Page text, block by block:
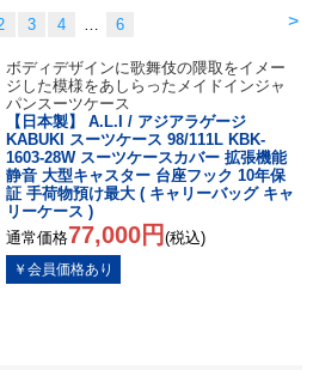
>
3 4 6
ボディデザインに歌舞伎の隈取をイメー
ジした模様をあしらったメイドインジャ
パンスーツケース
【日本製】 A.L.I / アジアラゲージ
KABUKI スーツケース 98/111L KBK-
1603-28W スーツケースカバー 拡張機能
静音 大型キャスター 台座フック 10年保
証 手荷物預け最大 ( キャリーバッグ キャ
リーケース )
通常価格77,000円 (税込)